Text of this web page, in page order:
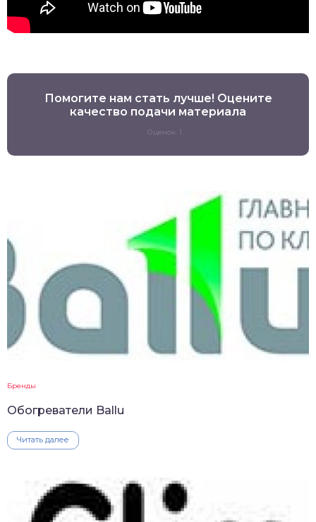
Помогите нам стать лучше! Оцените
качество подачи материала
Оценок: 1
Бренды
Обогреватели Ballu
Читать далее